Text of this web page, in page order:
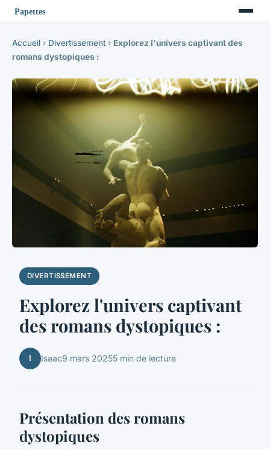
Accueil › Divertissement › Explorez l'univers captivant des
romans dystopiques :
DIVERTISSEMENT
Explorez l'univers captivant
des romans dystopiques :
I Isaac9 mars 20255 min de lecture
Présentation des romans
dystopiques